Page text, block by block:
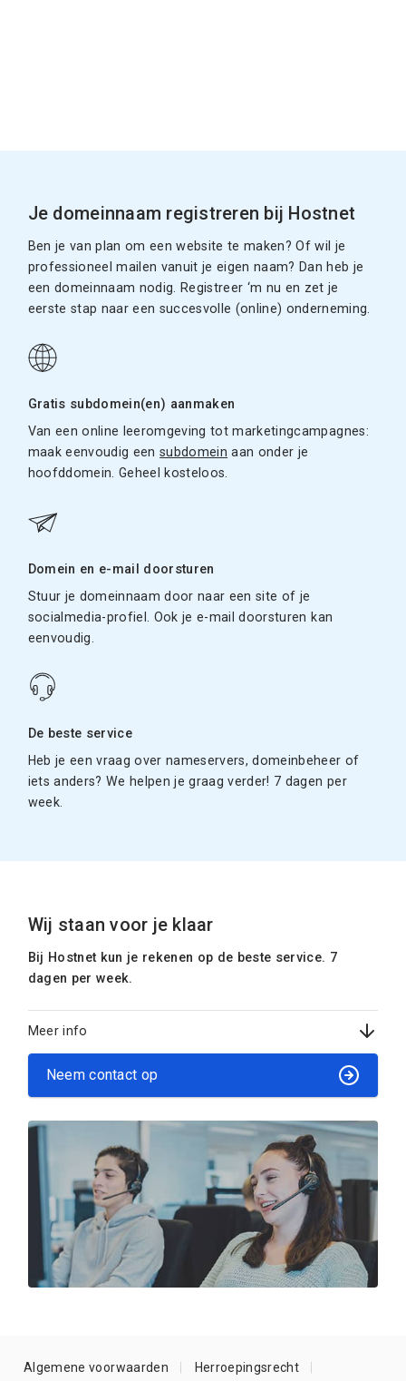
Je domeinnaam registreren bij Hostnet
Ben je van plan om een website te maken? Of wil je
professioneel mailen vanuit je eigen naam? Dan heb je
een domeinnaam nodig. Registreer ‘m nu en zet je
eerste stap naar een succesvolle (online) onderneming.
Gratis subdomein(en) aanmaken
Van een online leeromgeving tot marketingcampagnes:
maak eenvoudig eensubdomein aan onder je
hoofddomein. Geheel kosteloos.
Domein en e-mail doorsturen
Stuur je domeinnaam door naar een site of je
socialmedia-profiel. Ook je e-mail doorsturen kan
eenvoudig.
De beste service
Heb je een vraag over nameservers, domeinbeheer of
iets anders? We helpen je graag verder! 7 dagen per
week.
Wij staan voor je klaar
Bij Hostnet kun je rekenen op de beste service. 7
dagen per week.
Meer info
Neem contact op
Algemene voorwaarden Herroepingsrecht